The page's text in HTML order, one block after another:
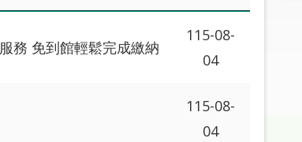
務 免到館輕鬆完成繳納
115-08-
04
115-08-
04